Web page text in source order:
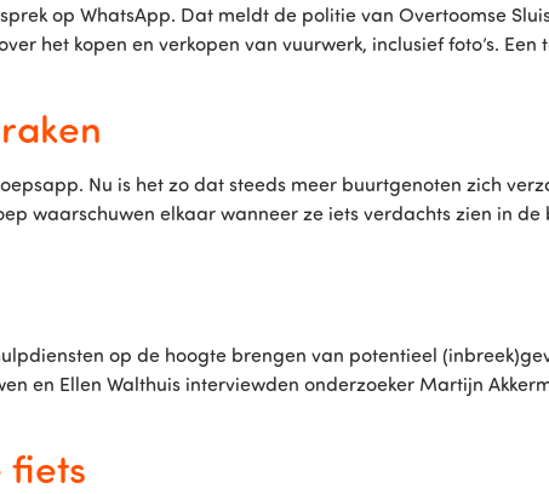
op WhatsApp. Dat meldt de politie van Overtoomse
het kopen en verkopen van vuurwerk, inclusief foto’s. Een
Nu is het zo dat steeds meer buurtgenoten zich
waarschuwen elkaar wanneer ze iets verdachts zien in de
op de hoogte brengen van potentieel
en Ellen Walthuis interviewden onderzoeker Martijn
fiets